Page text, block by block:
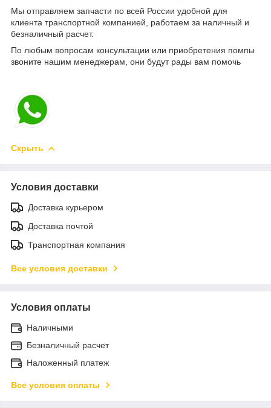
Мы отправляем запчасти по всей России удобной для
клиента транспортной компанией, работаем за наличный и
безналичный расчет.
По любым вопросам консультации или приобретения помпы
звоните нашим менеджерам, они будут рады вам помочь
Скрыть
Условия доставки
Доставка курьером
Доставка почтой
Транспортная компания
Все условия доставки
Условия оплаты
Наличными
Безналичный расчет
Наложенный платеж
Все условия оплаты